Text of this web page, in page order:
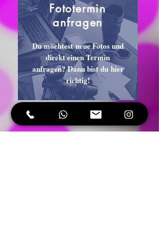
Du möchtest neue Fotos und
direkt einen Termin
anfragen? Dann bist du hier
richtig!
Fototermin
anfragen
BLOG FAQ